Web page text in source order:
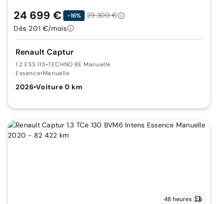
Renault Captur
1.2 ESS 115•TECHNO BE Manuelle
Essence•Manuelle
2026•Voiture 0 km
24 699 € -16%
29 300 €
Dès 201 €/mois
48 heures